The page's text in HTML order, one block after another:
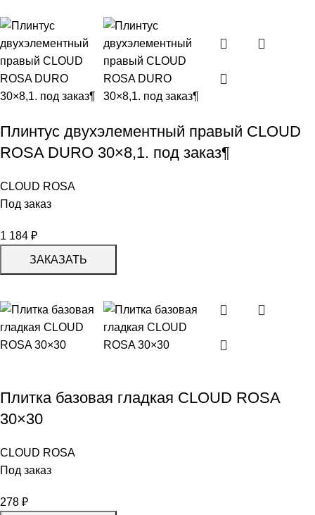
Плинтус двухэлементный правый CLOUD
ROSA DURO 30×8,1. под заказ¶
CLOUD ROSA
Под заказ
1 184 ₽
ЗАКАЗАТЬ
Плитка базовая гладкая СLOUD ROSA
30×30
CLOUD ROSA
Под заказ
278 ₽